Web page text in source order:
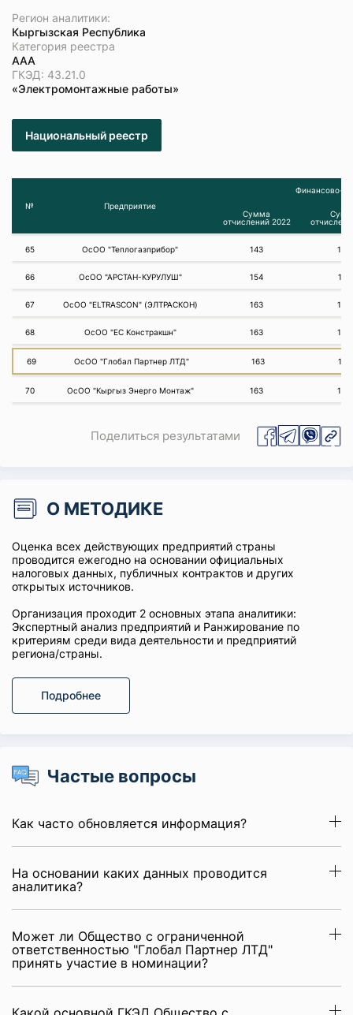
Регион аналитики:
Кыргызская Республика
Категория реестра
ААА
ГКЭД: 43.21.0
«Электромонтажные работы»
Национальный реестр
№ Предприятие
Финансово-
Сумма
отчислений 2022
65 ОсОО "Теплогазприбор" 143 163
66 ОсОО "АРСТАН-КУРУЛУШ" 154 161
67 ОсОО "ELTRASCON" (ЭЛТРАСКОН) 163 165
68 ОсОО "ЕС Констракшн" 163 164
69 ОсОО "Глобал Партнер ЛТД" 163 165
70 ОсОО "Кыргыз Энерго Монтаж" 163 165
Поделиться результатами
О МЕТОДИКЕ
Оценка всех действующих предприятий страны
проводится ежегодно на основании официальных
налоговых данных, публичных контрактов и других
открытых источников.
Организация проходит 2 основных этапа аналитики:
Экспертный анализ предприятий и Ранжирование по
критериям среди вида деятельности и предприятий
региона/страны.
Подробнее
Частые вопросы
Как часто обновляется информация?
На основании каких данных проводится
аналитика?
Может ли Общество с ограниченной
ответственностью "Глобал Партнер ЛТД"
принять участие в номинации?